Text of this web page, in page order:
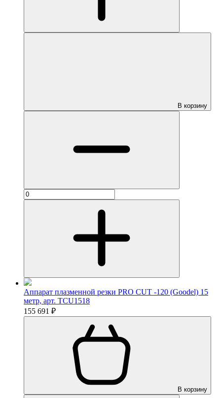
В корзину
Аппарат плазменной резки PRO CUT -120 (Goodel) 15
метр, арт. TCU1518
155 691 ₽
В корзину